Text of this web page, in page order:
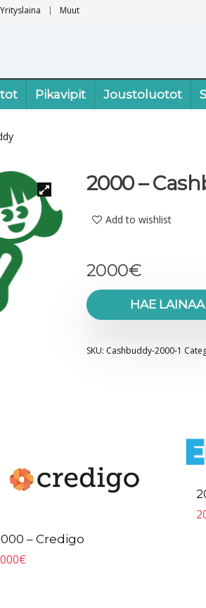
Yrityslaina Muut
Pikavipit Joustoluotot
2000 –
Add to wishlist
2000€
HAE LAINAA
SKU: Cashbuddy-2000-1
– Credigo
€